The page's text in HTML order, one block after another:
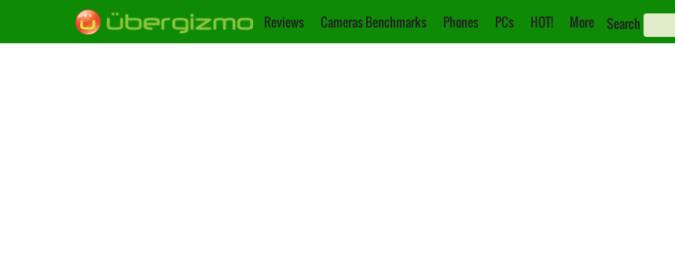
Reviews Cameras Benchmarks Phones PCs HOT! More Search